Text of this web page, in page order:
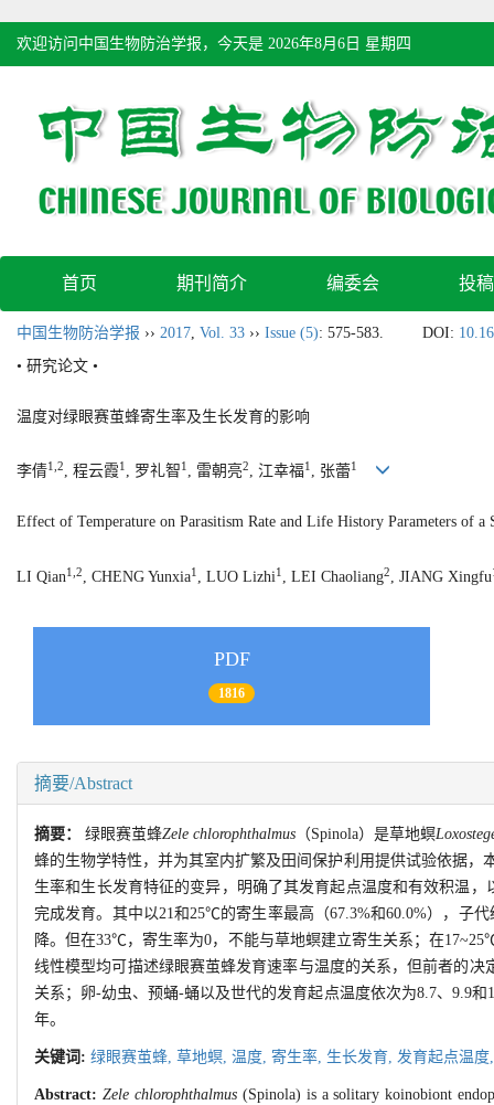
欢迎访问中国生物防治学报，今天是 2026年8月6日 星期四
首页 期刊简介 编委会 投
中国生物防治学报 ›› 2017, Vol. 33 ›› Issue (5): 575-583. DOI:
• 研究论文 •
温度对绿眼赛茧蜂寄生率及生长发育的影响
李倩1,2, 程云霞1 , 罗礼智1 , 雷朝亮2, 江幸福1 , 张蕾1
Effect of Temperature on Parasitism Rate and Life History Parameters of
LI Qian1,2 , CHENG Yunxia1 , LUO Lizhi1 , LEI Chaoliang2 , JIANG Xingfu
PDF
1816
摘要/Abstract
摘要： 绿眼赛茧蜂Zele chlorophthalmus （Spinola）是草地螟
蜂的生物学特性，并为其室内扩繁及田间保护利用提供试验依据，
生率和生长发育特征的变异，明确了其发育起点温度和有效积温
完成发育。其中以21和25℃的寄生率最高（67.3%和60.0%），子
降。但在33℃，寄生率为0，不能与草地螟建立寄生关系；在
线性模型均可描述绿眼赛茧蜂发育速率与温度的关系，但前者的决
关系；卵-幼虫、预蛹-蛹以及世代的发育起点温度依次为8.7、9.9
年。
关键词: 绿眼赛茧蜂, 草地螟, 温度, 寄生率, 生长发育, 发育起点温
Abstract: Zele chlorophthalmus(Spinola) is a solitary koinobiont